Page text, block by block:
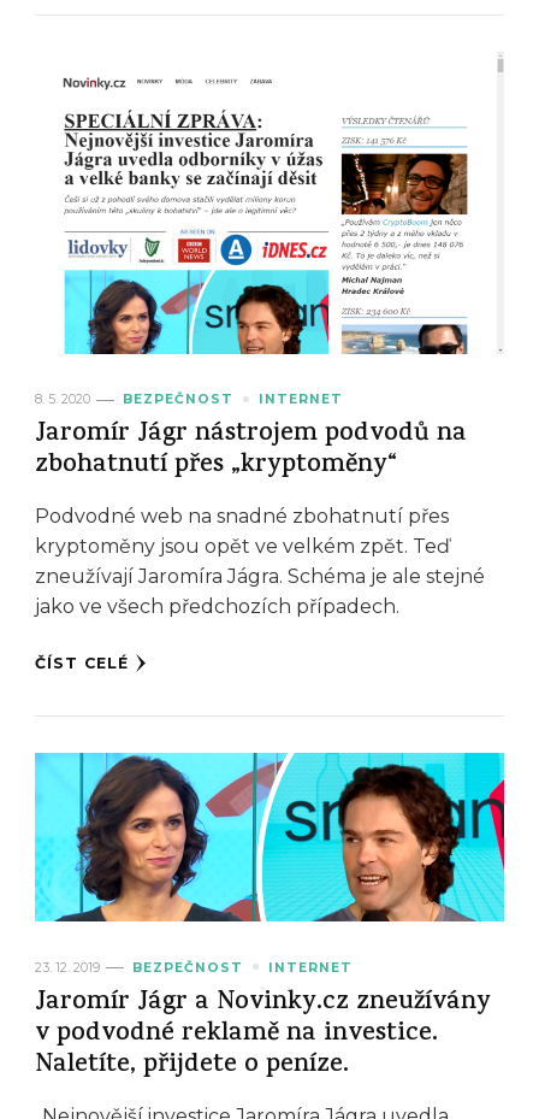
8. 5. 2020 BEZPEČNOST INTERNET
Jaromír Jágr nástrojem podvodů na
zbohatnutí přes „kryptoměny“
Podvodné web na snadné zbohatnutí přes
kryptoměny jsou opět ve velkém zpět. Teď
zneužívají Jaromíra Jágra. Schéma je ale stejné
jako ve všech předchozích případech.
ČÍST CELÉ
23. 12. 2019 BEZPEČNOST INTERNET
Jaromír Jágr a Novinky.cz zneužívány
v podvodné reklamě na investice.
Naletíte, přijdete o peníze.